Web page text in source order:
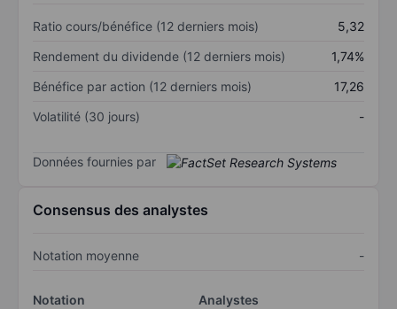
Ratio cours/bénéfice (12 derniers mois)
5,32
Rendement du dividende (12 derniers mois)
1,74%
Bénéfice par action (12 derniers mois)
17,26
Volatilité (30 jours)
-
Données fournies par
Consensus des analystes
Notation moyenne -
Notation
Analystes